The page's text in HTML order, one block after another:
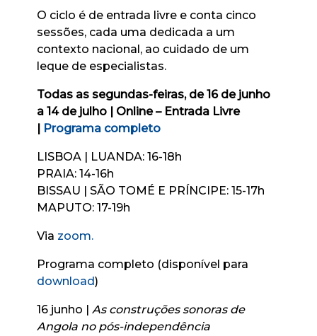
O ciclo é de entrada livre e conta cinco
sessões, cada uma dedicada a um
contexto nacional, ao cuidado de um
leque de especialistas.
Todas as segundas-feiras, de 16 de junho
a 14 de julho | Online – Entrada Livre
| Programa completo
LISBOA | LUANDA: 16-18h
PRAIA: 14-16h
BISSAU | SÃO TOMÉ E PRÍNCIPE: 15-17h
MAPUTO: 17-19h
Via zoom.
Programa completo (disponível para
download)
16 junho |As construções sonoras de
Angola no pós-independência